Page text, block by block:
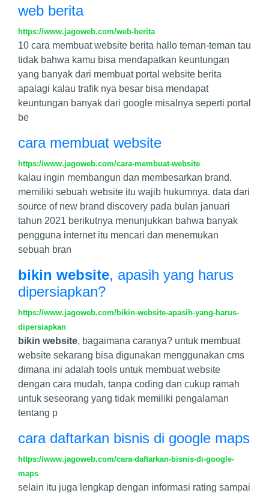
web berita
https://www.jagoweb.com/web-berita
10 cara membuat website berita hallo teman-teman tau
tidak bahwa kamu bisa mendapatkan keuntungan
yang banyak dari membuat portal website berita
apalagi kalau trafik nya besar bisa mendapat
keuntungan banyak dari google misalnya seperti portal
be
cara membuat website
https://www.jagoweb.com/cara-membuat-website
kalau ingin membangun dan membesarkan brand,
memiliki sebuah website itu wajib hukumnya. data dari
source of new brand discovery pada bulan januari
tahun 2021 berikutnya menunjukkan bahwa banyak
pengguna internet itu mencari dan menemukan
sebuah bran
bikin website, apasih yang harus
dipersiapkan?
https://www.jagoweb.com/bikin-website-apasih-yang-harus-
dipersiapkan
bikin website, bagaimana caranya? untuk membuat
website sekarang bisa digunakan menggunakan cms
dimana ini adalah tools untuk membuat website
dengan cara mudah, tanpa coding dan cukup ramah
untuk seseorang yang tidak memiliki pengalaman
tentang p
cara daftarkan bisnis di google maps
https://www.jagoweb.com/cara-daftarkan-bisnis-di-google-
maps
selain itu juga lengkap dengan informasi rating sampai